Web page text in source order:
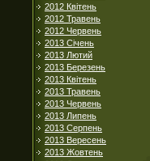
2012 Квітень
2012 Травень
2012 Червень
2013 Січень
2013 Лютий
2013 Березень
2013 Квітень
2013 Травень
2013 Червень
2013 Липень
2013 Серпень
2013 Вересень
2013 Жовтень